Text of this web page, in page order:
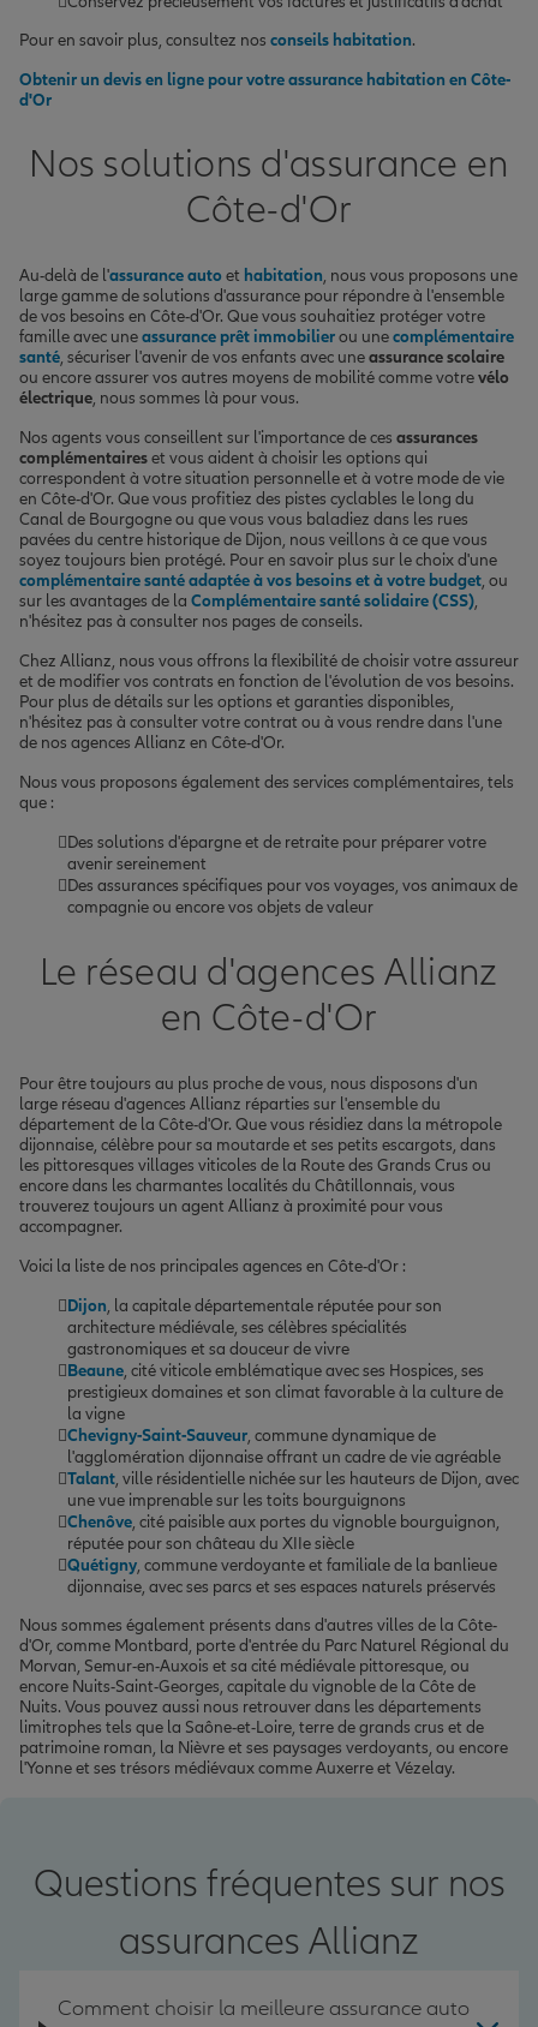
Pour en savoir plus, consultez nos conseils habitation.
Obtenir un devis en ligne pour votre assurance habitation en Côte-
d'Or
Nos solutions d'assurance en
Côte-d'Or
Au-delà de l'assurance autoet habitation, nous vous proposons une
large gamme de solutions d'assurance pour répondre à l'ensemble
de vos besoins en Côte-d'Or. Que vous souhaitiez protéger votre
famille avec uneassurance prêt immobilierou unecomplémentaire
santé, sécuriser l'avenir de vos enfants avec uneassurance scolaire
ou encore assurer vos autres moyens de mobilité comme votrevélo
électrique, nous sommes là pour vous.
Nos agents vous conseillent sur l'importance de ces assurances
complémentaireset vous aident à choisir les options qui
correspondent à votre situation personnelle et à votre mode de vie
en Côte-d'Or. Que vous profitiez des pistes cyclables le long du
Canal de Bourgogne ou que vous vous baladiez dans les rues
pavées du centre historique de Dijon, nous veillons à ce que vous
soyez toujours bien protégé. Pour en savoir plus sur le choix d'une
complémentaire santé adaptée à vos besoins et à votre budget, ou
sur les avantages de la Complémentaire santé solidaire (CSS),
n'hésitez pas à consulter nos pages de conseils.
Chez Allianz, nous vous offrons la flexibilité de choisir votre assureur
et de modifier vos contrats en fonction de l'évolution de vos besoins.
Pour plus de détails sur les options et garanties disponibles,
n'hésitez pas à consulter votre contrat ou à vous rendre dans l'une
de nos agences Allianz en Côte-d'Or.
Nous vous proposons également des services complémentaires, tels
que :
Des solutions d'épargne et de retraite pour préparer votre
avenir sereinement
Des assurances spécifiques pour vos voyages, vos animaux de
compagnie ou encore vos objets de valeur
Le réseau d'agences Allianz
en Côte-d'Or
Pour être toujours au plus proche de vous, nous disposons d'un
large réseau d'agences Allianz réparties sur l'ensemble du
département de la Côte-d'Or. Que vous résidiez dans la métropole
dijonnaise, célèbre pour sa moutarde et ses petits escargots, dans
les pittoresques villages viticoles de la Route des Grands Crus ou
encore dans les charmantes localités du Châtillonnais, vous
trouverez toujours un agent Allianz à proximité pour vous
accompagner.
Voici la liste de nos principales agences en Côte-d'Or :
Dijon, la capitale départementale réputée pour son
architecture médiévale, ses célèbres spécialités
gastronomiques et sa douceur de vivre
Beaune, cité viticole emblématique avec ses Hospices, ses
prestigieux domaines et son climat favorable à la culture de
la vigne
Chevigny-Saint-Sauveur, commune dynamique de
l'agglomération dijonnaise offrant un cadre de vie agréable
Talant, ville résidentielle nichée sur les hauteurs de Dijon, avec
une vue imprenable sur les toits bourguignons
Chenôve, cité paisible aux portes du vignoble bourguignon,
réputée pour son château du XIIe siècle
Quétigny, commune verdoyante et familiale de la banlieue
dijonnaise, avec ses parcs et ses espaces naturels préservés
Nous sommes également présents dans d'autres villes de la Côte-
d'Or, comme Montbard, porte d'entrée du Parc Naturel Régional du
Morvan, Semur-en-Auxois et sa cité médiévale pittoresque, ou
encore Nuits-Saint-Georges, capitale du vignoble de la Côte de
Nuits. Vous pouvez aussi nous retrouver dans les départements
limitrophes tels que la Saône-et-Loire, terre de grands crus et de
patrimoine roman, la Nièvre et ses paysages verdoyants, ou encore
l'Yonne et ses trésors médiévaux comme Auxerre et Vézelay.
Questions fréquentes sur nos
assurances Allianz
Comment choisir la meilleure assurance auto